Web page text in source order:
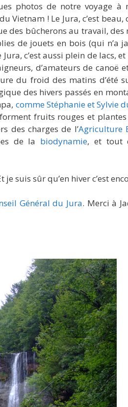
photos de notre voyage à
! Le Jura, c’est beau,
des bûcherons au travail, des
de jouets en bois (qui n’a
Jura, c’est aussi plein de lacs,
d’amateurs de canoë
du froid des matins d’été
des hivers passés en
comme Stéphanie et Sylvie
fruits rouges et
des charges de l’Agriculture
de la biodynamie, et tout
je suis sûr qu’en hiver c’est
Général du Jura. Merci à